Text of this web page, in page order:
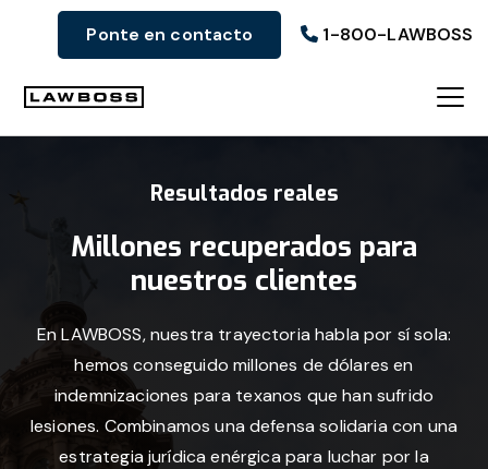
navegación
principal
principal
página
Ponte en contacto 1-800-LAWBOSS
Bufete
abogados
Uvalle
Resultados reales
Millones recuperados para
nuestros clientes
En LAWBOSS, nuestra trayectoria habla por sí sola:
hemos conseguido millones de dólares en
indemnizaciones para texanos que han sufrido
lesiones. Combinamos una defensa solidaria con una
estrategia jurídica enérgica para luchar por la